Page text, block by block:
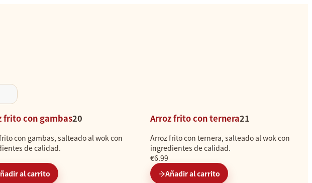
frito con gambas20
con gambas, salteado al wok con
de calidad.
al carrito
Arroz frito con ternera21
Arroz frito con ternera, salteado al wok con
ingredientes de calidad.
€6.99
Añadir al carrito